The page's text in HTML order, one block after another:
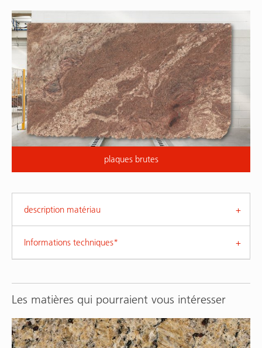
plaques brutes
description matériau
Informations techniques*
Les matières qui pourraient vous intéresser